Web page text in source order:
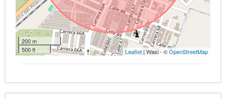
200 m
500 ft
Leaflet| Wasi - ©OpenStreetMap